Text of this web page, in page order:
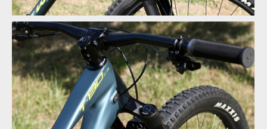
Test: Whyte T130 - trailbike, co si jede ve vlastní kategorii
Test: Whyte T130 - trailbike, co si jede ve vlastní kategorii
Test: Whyte T130 - trailbike, co si jede ve vlastní kategorii